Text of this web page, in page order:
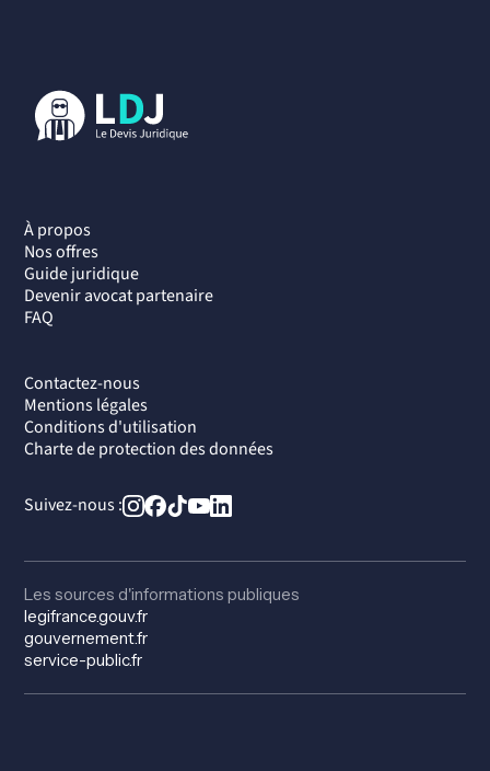
À propos
Nos offres
Guide juridique
Devenir avocat partenaire
FAQ
Contactez-nous
Mentions légales
Conditions d'utilisation
Charte de protection des données
Suivez-nous :
Les sources d'informations publiques
legifrance.gouv.fr
gouvernement.fr
service-public.fr